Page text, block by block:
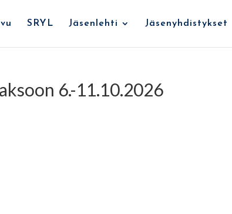
SRYL Jäsenlehti Jäsenyhdistykset
6.-11.10.2026